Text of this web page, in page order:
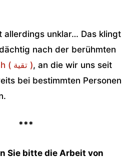
allerdings unklar… Das klingt
nach der berühmten
Praxis der Taqiyyah ( تقیة‎ ), an die wir uns seit
bei bestimmten Personen
***
Sie bitte die Arbeit von